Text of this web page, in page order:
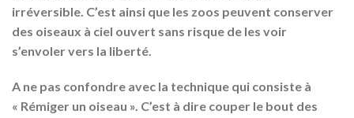
irréversible. C’est ainsi que les zoos peuvent conserver
des oiseaux à ciel ouvert sans risque de les voir
s’envoler vers la liberté.
A ne pas confondre avec la technique qui consiste à
« Rémiger un oiseau ». C’est à dire couper le bout des